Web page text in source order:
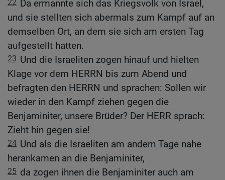
22 Da ermannte sich das Kriegsvolk von Israel,
und sie stellten sich abermals zum Kampf auf an
demselben Ort, an dem sie sich am ersten Tag
aufgestellt hatten.
23 Und die Israeliten zogen hinauf und hielten
Klage vor dem HERRN bis zum Abend und
befragten den HERRN und sprachen: Sollen wir
wieder in den Kampf ziehen gegen die
Benjaminiter, unsere Brüder? Der HERR sprach:
Zieht hin gegen sie!
24 Und als die Israeliten am andern Tage nahe
herankamen an die Benjaminiter,
25 da zogen ihnen die Benjaminiter auch am